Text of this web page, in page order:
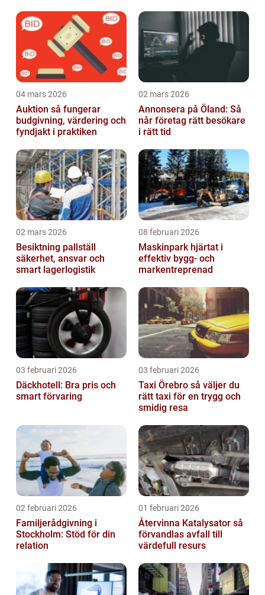
04 mars 2026
Auktion så fungerar
budgivning, värdering och
fyndjakt i praktiken
02 mars 2026
Annonsera på Öland: Så
når företag rätt besökare
i rätt tid
02 mars 2026
Besiktning pallställ
säkerhet, ansvar och
smart lagerlogistik
08 februari 2026
Maskinpark hjärtat i
effektiv bygg- och
markentreprenad
03 februari 2026
Däckhotell: Bra pris och
smart förvaring
03 februari 2026
Taxi Örebro så väljer du
rätt taxi för en trygg och
smidig resa
02 februari 2026
Familjerådgivning i
Stockholm: Stöd för din
relation
01 februari 2026
Återvinna Katalysator så
förvandlas avfall till
värdefull resurs